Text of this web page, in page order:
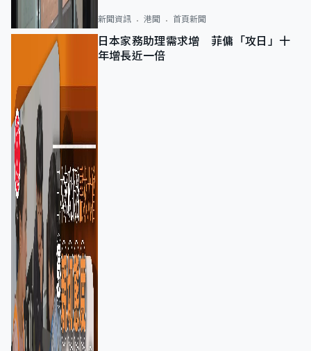
新聞資訊 港聞 首頁新聞
日本家務助理需求增 菲傭「攻日」十
年增長近一倍